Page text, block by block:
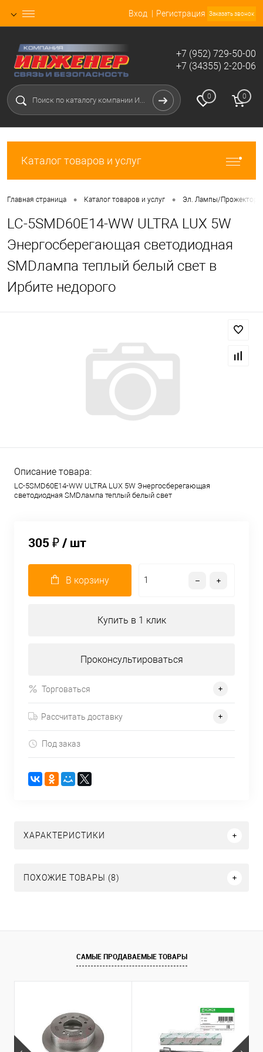
Вход Регистрация Заказать звонок
+7 (952) 729-50-00
+7 (34355) 2-20-06
0 0
Каталог товаров и услуг
Главная страница • Каталог товаров и услуг • Эл. Лампы/
LC-5SMD60E14-WW ULTRA LUX 5W
Энергосберегающая светодиодная
SMDлампа теплый белый свет в
Ирбите недорого
Описание товара:
LC-5SMD60E14-WW ULTRA LUX 5W Энергосберегающая
светодиодная SMDлампа теплый белый свет
305 ₽/ шт
В корзину
Купить в 1 клик
Проконсультироваться
Торговаться
Рассчитать доставку
Под заказ
ХАРАКТЕРИСТИКИ
ПОХОЖИЕ ТОВАРЫ (8)
САМЫЕ ПРОДАВАЕМЫЕ ТОВАРЫ